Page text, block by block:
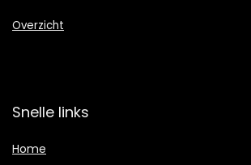
Overzicht
Snelle links
Home